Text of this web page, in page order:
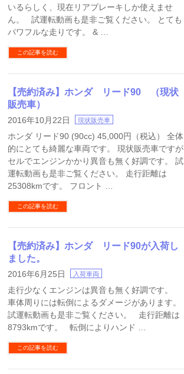
いるらしく、現在リアブレーキしか使えませ
ん。 試運転動画も是非ご覧ください。 とても
パワフルな走りです。 & …
この記事を読む
【売約済み】ホンダ リード90 （現状
販売車）
2016年10月22日 現状販売車
ホンダ リード90 (90cc) 45,000円（税込） 全体
的にとても綺麗な車両です。 現状販売車ですが
セルでエンジンかかり異音も無く好調です。 試
運転動画も是非ご覧ください。 走行距離は
25308kmです。 フロント …
この記事を読む
【売約済み】ホンダ リード90が入荷し
ました。
2016年6月25日 入荷車両
走行少なくエンジンは異音も無く好調です。
車体周りには転倒によるダメージがあります。
試運転動画も是非ご覧ください。 走行距離は
8793kmです。 転倒によりハンド …
この記事を読む